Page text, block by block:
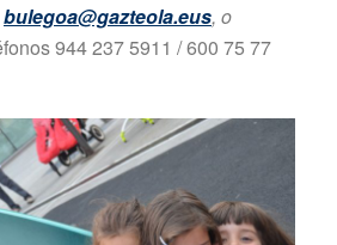
bulegoa@gazteola.eus, o
944 237 5911 / 600 75 77